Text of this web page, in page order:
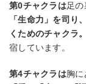
第0チャクラは足の
「生命力」を司り
くためのチャクラ。
宿しています。
第4チャクラは胸に